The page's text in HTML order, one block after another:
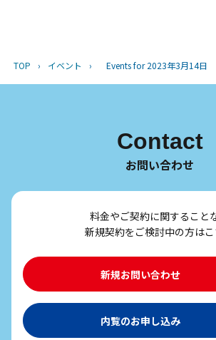
TOP › イベント › Events for 2023年3月14日
Contact
お問い合わせ
料金やご契約に関すること
新規契約をご検討中の方はこ
新規お問い合わせ
内覧のお申し込み